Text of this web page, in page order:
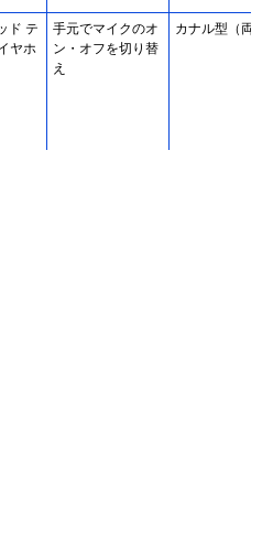
ド テ
ヤホ
手元でマイクのオ
ン・オフを切り替
え
カナル型（両耳